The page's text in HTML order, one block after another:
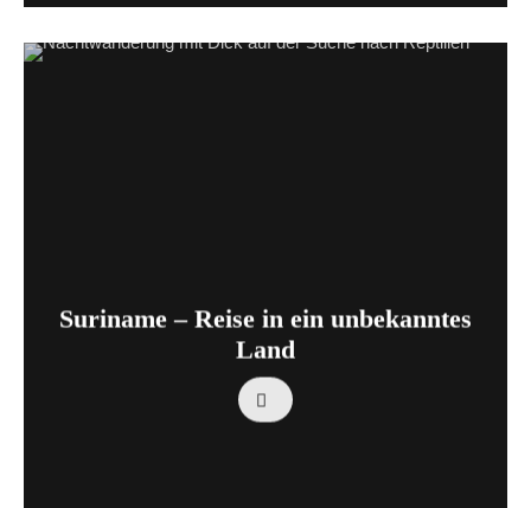
Suriname – Reise in ein unbekanntes
Land